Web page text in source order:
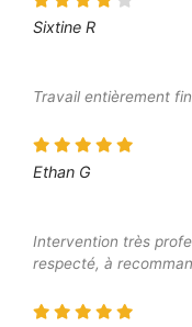
Sixtine R
Travail entièrement
Ethan G
Intervention très
respecté, à